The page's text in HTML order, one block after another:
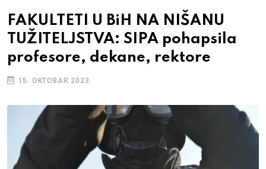
FAKULTETI U BiH NA NIŠANU
TUŽITELJSTVA: SIPA pohapsila
profesore, dekane, rektore
15. OKTOBAR 2023.